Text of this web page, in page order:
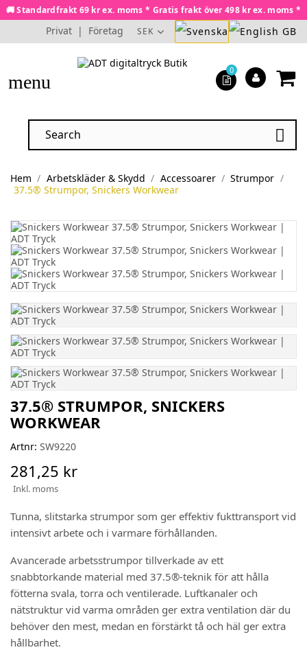
🚚 Standardfrakt 69 kr ex. moms * Gratis frakt över 498 kr ex. moms *
Privat | Företag SEK
menu

0
Hem Arbetskläder & Skydd Accessoarer
Strumpor
37.5® Strumpor, Snickers Workwear
37.5® STRUMPOR, SNICKERS
WORKWEAR
Artnr: SW9220
281,25 kr
Inkl. moms
Tunna, slitstarka strumpor som ger effektiv fukttransport vid
intensivt arbete och i varmare förhållanden.
Avancerade arbetsstrumpor tillverkade av ett
snabbtorkande material med 37.5®-teknik för att hålla
fötterna svala, torra och ventilerade. Luftkanaler och
nätstruktur vid varma områden ger extra ventilation där du
behöver den mest, medan en förstärkt tå och häl ger extra
hållbarhet.